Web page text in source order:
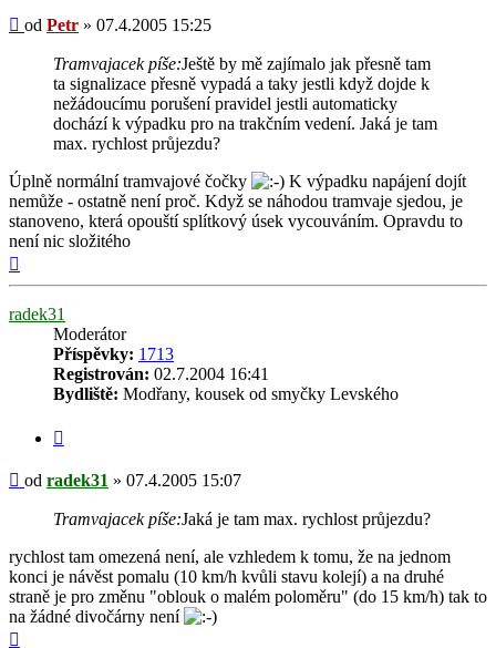
Příspěvek
od Petr » 07.4.2005 15:25
Tramvajacek píše:Ještě by mě zajímalo jak přesně tam
ta signalizace přesně vypadá a taky jestli když dojde k
nežádoucímu porušení pravidel jestli automaticky
dochází k výpadku pro na trakčním vedení. Jaká je tam
max. rychlost průjezdu?
Úplně normální tramvajové čočky
K výpadku napájení dojít
nemůže - ostatně není proč. Když se náhodou tramvaje sjedou, je
stanoveno, která opouští splítkový úsek vycouváním. Opravdu to
není nic složitého
radek31
Moderátor
Příspěvky: 1713
Registrován: 02.7.2004 16:41
Bydliště: Modřany, kousek od smyčky Levského
Příspěvek
od radek31 » 07.4.2005 15:07
Tramvajacek píše:Jaká je tam max. rychlost průjezdu?
rychlost tam omezená není, ale vzhledem k tomu, že na jednom
konci je návěst pomalu (10 km/h kvůli stavu kolejí) a na druhé
straně je pro změnu "oblouk o malém poloměru" (do 15 km/h) tak to
na žádné divočárny není